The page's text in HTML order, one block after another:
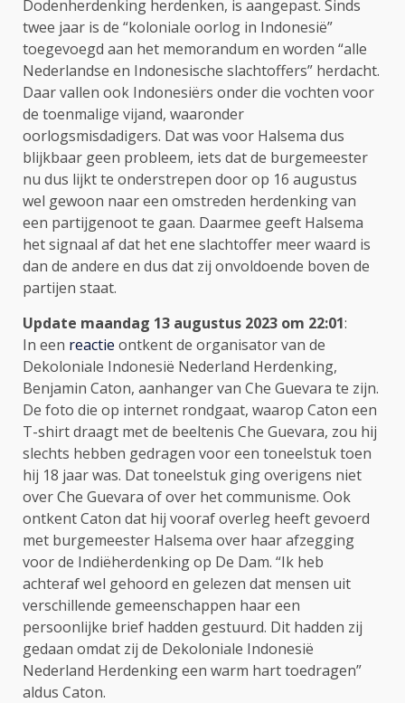
Dodenherdenking herdenken, is aangepast. Sinds
twee jaar is de “koloniale oorlog in Indonesië”
toegevoegd aan het memorandum en worden “alle
Nederlandse en Indonesische slachtoffers” herdacht.
Daar vallen ook Indonesiërs onder die vochten voor
de toenmalige vijand, waaronder
oorlogsmisdadigers. Dat was voor Halsema dus
blijkbaar geen probleem, iets dat de burgemeester
nu dus lijkt te onderstrepen door op 16 augustus
wel gewoon naar een omstreden herdenking van
een partijgenoot te gaan. Daarmee geeft Halsema
het signaal af dat het ene slachtoffer meer waard is
dan de andere en dus dat zij onvoldoende boven de
partijen staat.
Update maandag 13 augustus 2023 om 22:01:
In een reactie ontkent de organisator van de
Dekoloniale Indonesië Nederland Herdenking,
Benjamin Caton, aanhanger van Che Guevara te zijn.
De foto die op internet rondgaat, waarop Caton een
T-shirt draagt met de beeltenis Che Guevara, zou hij
slechts hebben gedragen voor een toneelstuk toen
hij 18 jaar was. Dat toneelstuk ging overigens niet
over Che Guevara of over het communisme. Ook
ontkent Caton dat hij vooraf overleg heeft gevoerd
met burgemeester Halsema over haar afzegging
voor de Indiëherdenking op De Dam. “Ik heb
achteraf wel gehoord en gelezen dat mensen uit
verschillende gemeenschappen haar een
persoonlijke brief hadden gestuurd. Dit hadden zij
gedaan omdat zij de Dekoloniale Indonesië
Nederland Herdenking een warm hart toedragen”
aldus Caton.